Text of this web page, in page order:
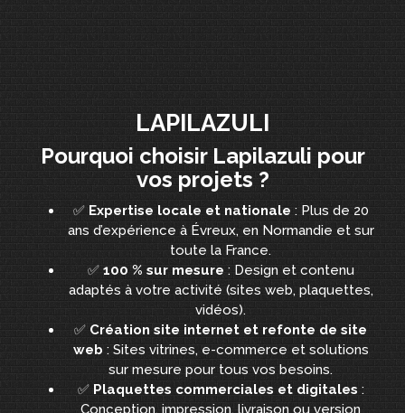
LAPILAZULI
Pourquoi choisir Lapilazuli pour
vos projets ?
✅ Expertise locale et nationale : Plus de 20
ans d’expérience à Évreux, en Normandie et sur
toute la France.
✅ 100 % sur mesure : Design et contenu
adaptés à votre activité (sites web, plaquettes,
vidéos).
✅ Création site internet et refonte de site
web : Sites vitrines, e-commerce et solutions
sur mesure pour tous vos besoins.
✅ Plaquettes commerciales et digitales :
Conception, impression, livraison ou version